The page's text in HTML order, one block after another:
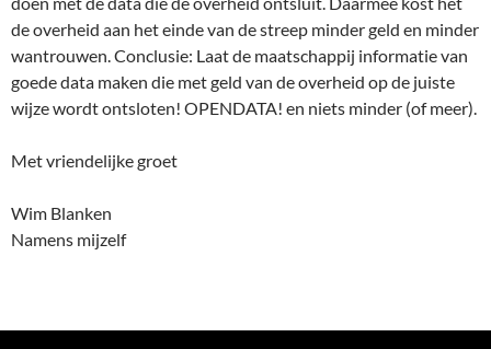
de overheid aan het einde van de streep minder geld en minder
wantrouwen. Conclusie: Laat de maatschappij informatie van
goede data maken die met geld van de overheid op de juiste
wijze wordt ontsloten! OPENDATA! en niets minder (of meer).
Met vriendelijke groet
Wim Blanken
Namens mijzelf